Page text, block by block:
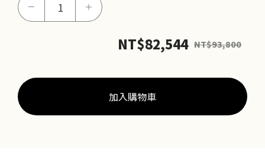
－
絲-
翅
＋
NT$82,544 NT$93,800
加入購物車